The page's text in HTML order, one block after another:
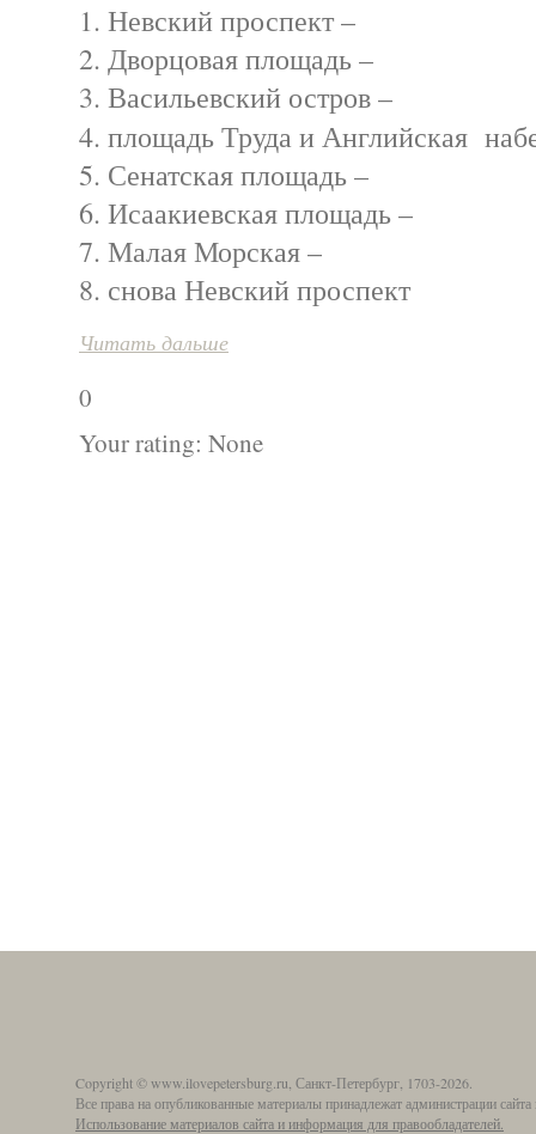
1. Невский проспект –
2. Дворцовая площадь –
3. Васильевский остров –
4. площадь Труда и Английская
5. Сенатская площадь –
6. Исаакиевская площадь –
7. Малая Морская –
8. снова Невский проспект
Читать дальше
0
Your rating: None
Copyright © www.ilovepetersburg.ru, Санкт-Петербург, 1703-2026.
Все права на опубликованные материалы принадлежат администрации
Использование материалов сайта и информация для правообладателей.